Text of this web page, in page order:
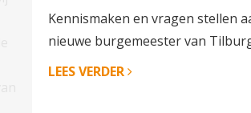
Kennismaken en vragen stellen
nieuwe burgemeester van
LEES VERDER